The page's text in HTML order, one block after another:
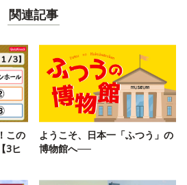
関連記事
この
3ヒ
ようこそ、日本一「ふつう」の
博物館へ──